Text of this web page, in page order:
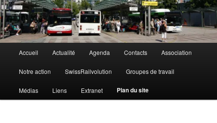
principal
Accueil Actualité Agenda Contacts Association
Notre action SwissRailvolution Groupes de travail
Médias Liens Extranet Plan du site